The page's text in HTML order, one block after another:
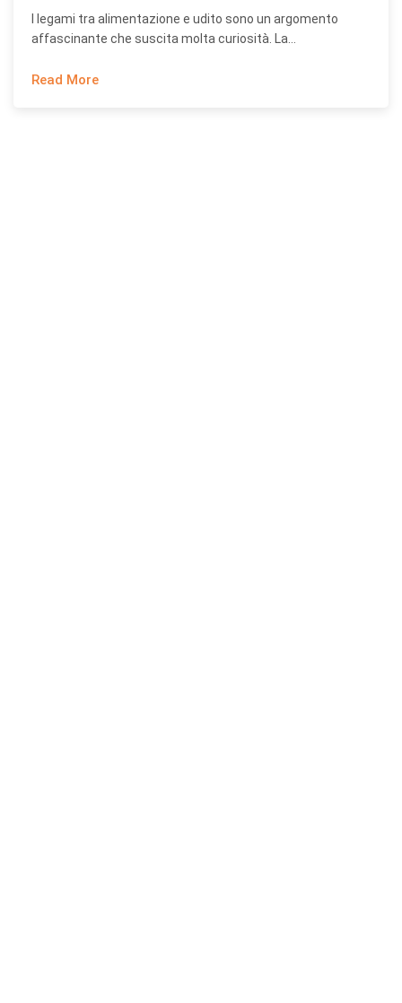
I legami tra alimentazione e udito sono un argomento
affascinante che suscita molta curiosità. La…
Read More